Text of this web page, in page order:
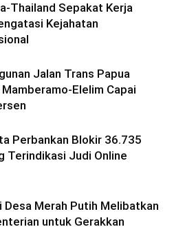
Thailand Sepakat Kerja
Kejahatan
Jalan Trans Papua
Elelim Capai
Perbankan Blokir 36.735
Terindikasi Judi Online
Desa Merah Putih Melibatkan
untuk Gerakkan